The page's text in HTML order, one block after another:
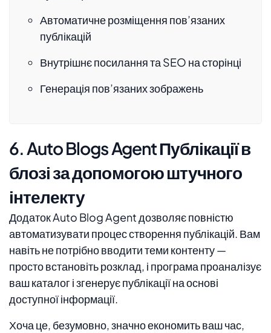
Автоматичне розміщення пов’язаних
публікацій
Внутрішнє посилання та SEO на сторінці
Генерація пов’язаних зображень
6. Auto Blogs Agent Публікації в
блозі за допомогою штучного
інтелекту
Додаток Auto Blog Agent дозволяє повністю
автоматизувати процес створення публікацій. Вам
навіть не потрібно вводити теми контенту —
просто встановіть розклад, і програма проаналізує
ваш каталог і згенерує публікації на основі
доступної інформації.
Хоча це, безумовно, значно економить ваш час,